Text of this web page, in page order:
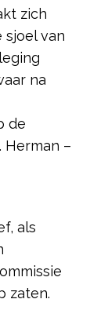
zich
van
na
de
Herman –
als
zaten.